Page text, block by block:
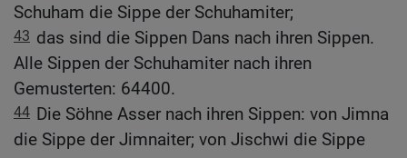
Schuham die Sippe der Schuhamiter;
43 das sind die Sippen Dans nach ihren Sippen.
Alle Sippen der Schuhamiter nach ihren
Gemusterten: 64400.
44 Die Söhne Asser nach ihren Sippen: von Jimna
die Sippe der Jimnaiter; von Jischwi die Sippe